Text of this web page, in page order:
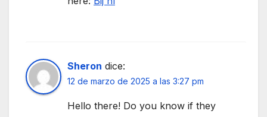
Sheron dice:
12 de marzo de 2025 a las 3:27 pm
Hello there! Do you know if they